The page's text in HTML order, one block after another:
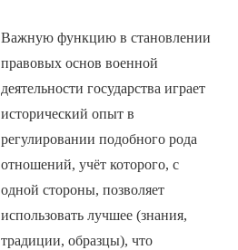
Важную функцию в становлении
правовых основ военной
деятельности государства играет
исторический опыт в
регулировании подобного рода
отношений, учёт которого, с
одной стороны, позволяет
использовать лучшее (знания,
традиции, образцы), что